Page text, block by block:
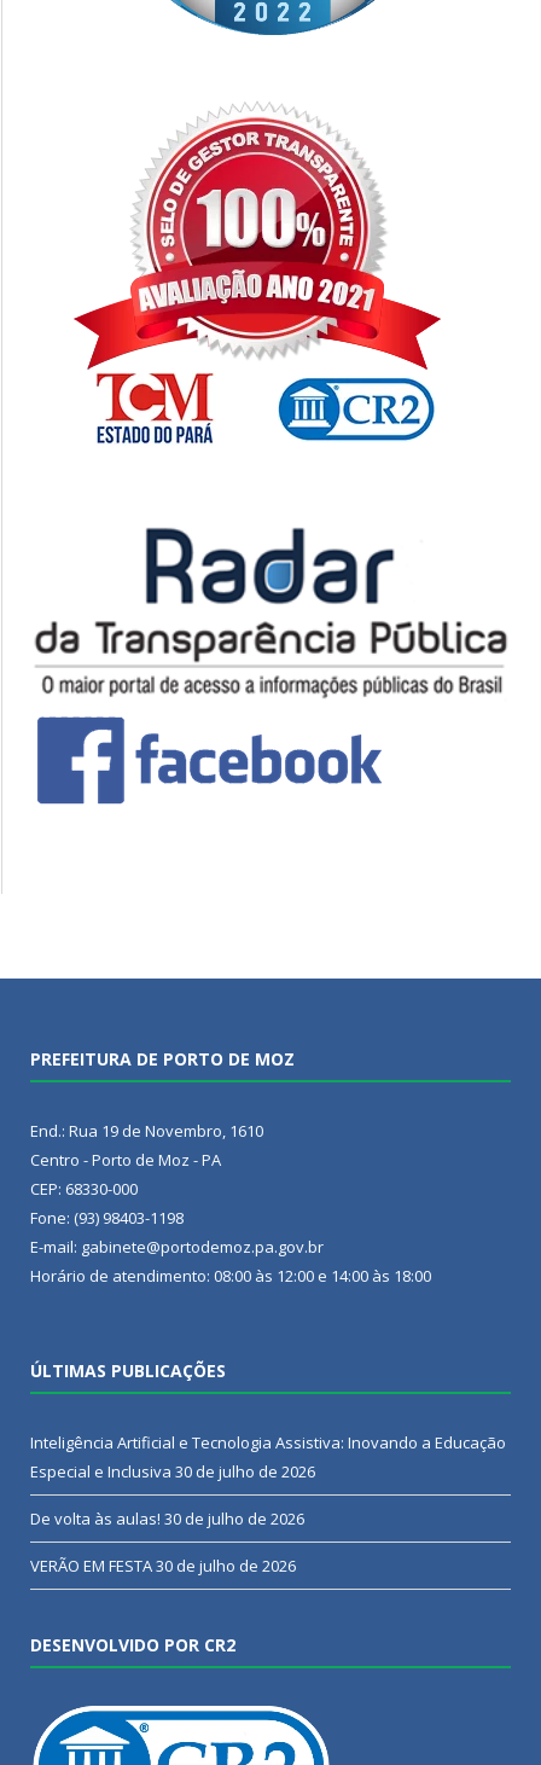
PREFEITURA DE PORTO DE MOZ
End.: Rua 19 de Novembro, 1610
Centro - Porto de Moz - PA
CEP: 68330-000
Fone: (93) 98403-1198
E-mail: gabinete@portodemoz.pa.gov.br
Horário de atendimento: 08:00 às 12:00 e 14:00 às 18:00
ÚLTIMAS PUBLICAÇÕES
Inteligência Artificial e Tecnologia Assistiva: Inovando a Educação
Especial e Inclusiva 30 de julho de 2026
De volta às aulas! 30 de julho de 2026
VERÃO EM FESTA30 de julho de 2026
DESENVOLVIDO POR CR2